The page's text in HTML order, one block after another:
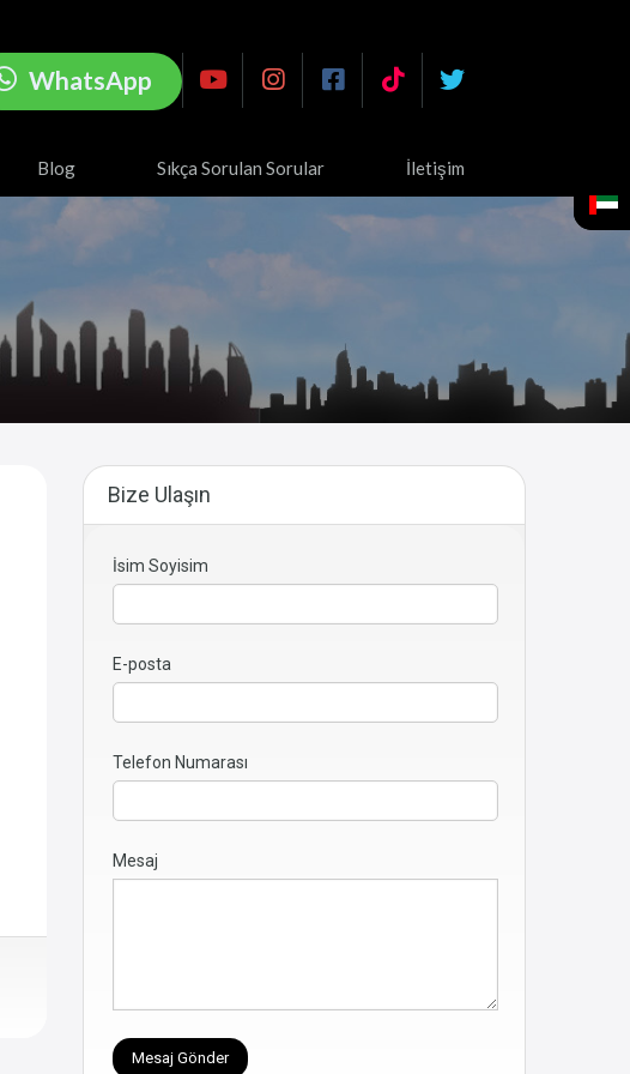
WhatsApp
Blog Sıkça Sorulan Sorular İletişim
Bize Ulaşın
İsim Soyisim
E-posta
Telefon Numarası
Mesaj